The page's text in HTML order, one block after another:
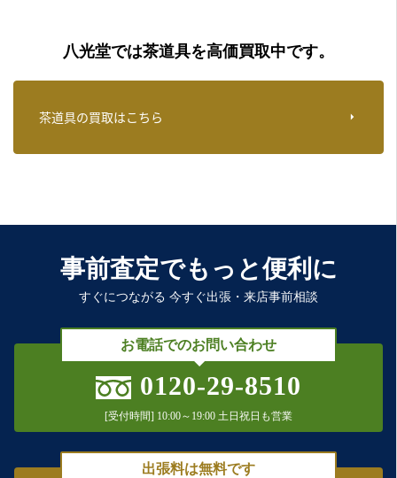
八光堂では茶道具を高価買取中です。
茶道具の買取はこちら
事前査定でもっと便利に
すぐにつながる 今すぐ出張・来店事前相談
お電話でのお問い合わせ
0120-29-8510
[受付時間] 10:00～19:00 土日祝日も営業
出張料は無料です